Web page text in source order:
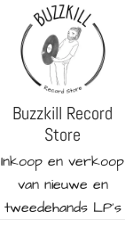
Buzzkill Record
Store
Inkoop en verkoop
van nieuwe en
tweedehands LP's